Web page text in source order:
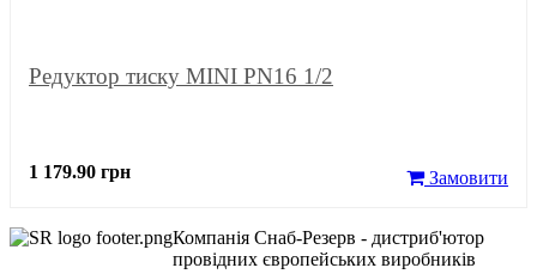
Редуктор тиску MINI PN16 1/2
1 179.90 грн Замовити
Компанія Снаб-Резерв - дистриб'ютор
провідних європейських виробників